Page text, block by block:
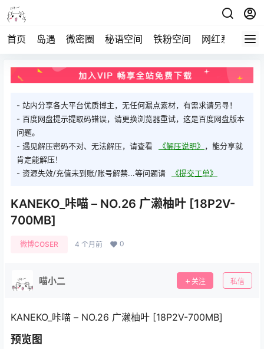
首页 岛遇 微密圈 秘语空间 铁粉空间 网红系列 打
- 站内分享各大平台优质博主，无任何漏点素材，有需求请另寻！
- 百度网盘提示提取码错误，请更换浏览器重试，这是百度网盘版本
问题。
- 遇见解压密码不对、无法解压，请查看
《解压说明》 ，能分享就
肯定能解压！
- 资源失效/充值未到账/账号解禁...等问题请
《提交工单》
KANEKO_咔喵 – NO.26 广濑柚叶 [18P2V-
700MB]
微博COSER 4 个月前 0
喵小二 关注 私信
KANEKO_咔喵 – NO.26 广濑柚叶 [18P2V-700MB]
预览图